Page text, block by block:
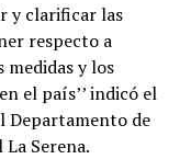
y clarificar las
respecto a
medidas y los
el país’’ indicó el
Departamento de
Serena.